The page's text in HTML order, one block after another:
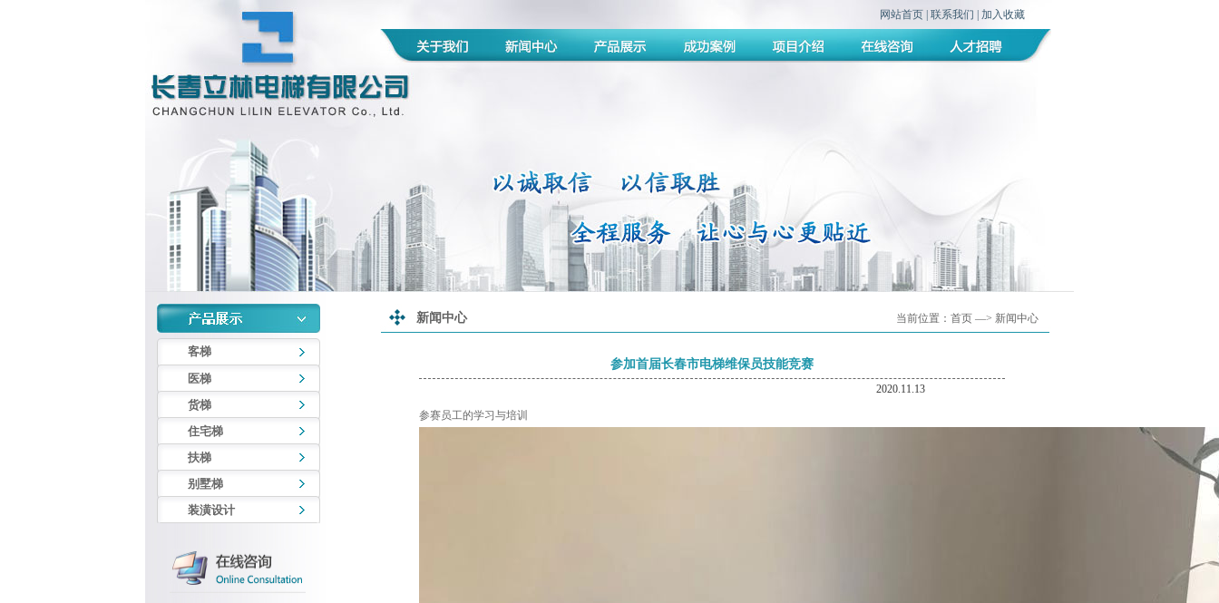
网站首页 联系我们 加入收藏
客梯
医梯
货梯
住宅梯
扶梯
别墅梯
装潢设计
当前位置： 首页 —> 新闻中心
新闻中心
参加首届长春市电梯维保员技能竞赛
2020.11.13
参赛员工的学习与培训